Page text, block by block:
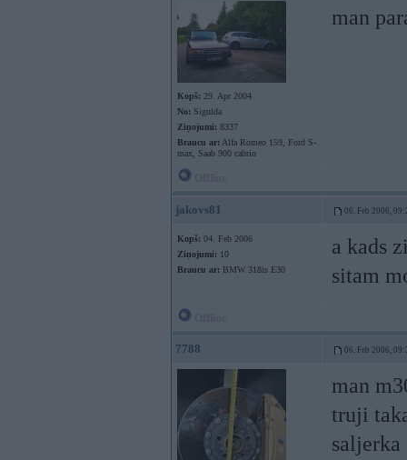
Kopš: 29. Apr 2004
No: Sigulda
Ziņojumi: 8337
Braucu ar: Alfa Romeo 159, Ford S-
max, Saab 900 cabrio
man
jakovs81 06. Feb 2006,
Kopš: 04. Feb 2006
Ziņojumi: 10
Braucu ar: BMW 318is E30
a kads
sitam
7788 06. Feb 2006,
man
truji
saljerka